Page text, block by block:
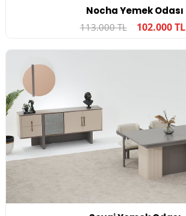
Nocha Yemek Odası
113.000 TL 102.000 TL